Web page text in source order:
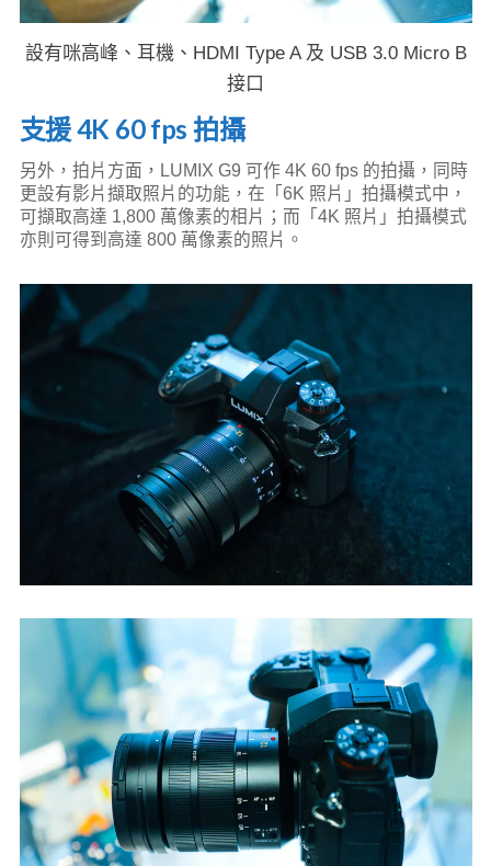
設有咪高峰、耳機、HDMI Type A 及 USB 3.0 Micro B
接口
支援 4K 60 fps 拍攝
另外，拍片方面，LUMIX G9 可作 4K 60 fps 的拍攝，同時
更設有影片擷取照片的功能，在「6K 照片」拍攝模式中，
可擷取高達 1,800 萬像素的相片；而「4K 照片」拍攝模式
亦則可得到高達 800 萬像素的照片。